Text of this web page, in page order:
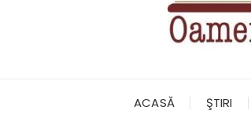
ACASĂ ŞTIRI